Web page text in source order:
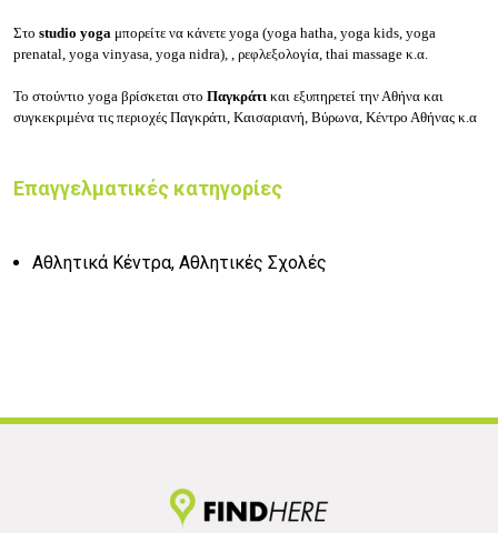
Στο studio yoga μπορείτε να κάνετε yoga (yoga hatha, yoga kids, yoga
prenatal, yoga vinyasa, yoga nidra), , ρεφλεξολογία, thai massage κ.α.
Το στούντιο yoga βρίσκεται στο Παγκράτι και εξυπηρετεί την Αθήνα και
συγκεκριμένα τις περιοχές Παγκράτι, Καισαριανή, Βύρωνα, Κέντρο Αθήνας κ.α
Επαγγελματικές κατηγορίες
Αθλητικά Κέντρα, Αθλητικές Σχολές